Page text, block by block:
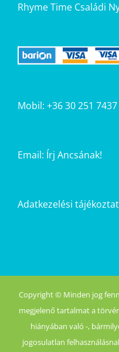
Rhyme Time Családi
Mobil: +36 30 251 7437
Email: Írj Ancsának!
Adatkezelési
Copyright © Minden jog
megjelenő tartalmat a
hiányában való -,
jogosulatlan